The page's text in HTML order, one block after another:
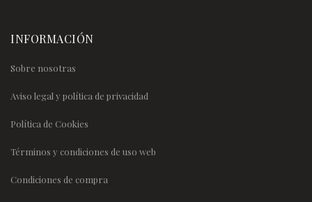
INFORMACIÓN
Sobre nosotras
Aviso legal y política de privacidad
Política de Cookies
Términos y condiciones de uso web
Condiciones de compra